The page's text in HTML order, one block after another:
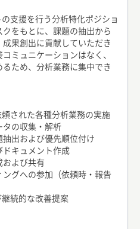
支援を行う分析特化ポジショ
をもとに、課題の抽出から
果創出に貢献していただき
ミュニケーションはなく、
ため、分析業務に集中でき
頼された各種分析業務の実施
タの収集・解析
抽出および優先順位付け
ドキュメント作成
および共有
ングへの参加（依頼時・報告
継続的な改善提案